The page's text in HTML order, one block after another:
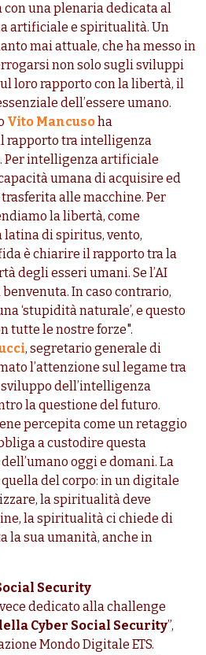
una plenaria dedicata al
artificiale e spiritualità. Un
mai attuale, che ha messo in
non solo sugli sviluppi
loro rapporto con la libertà, il
dell’essere umano.
Vito Mancusoha
rapporto tra intelligenza
intelligenza artificiale
umana di acquisire ed
alle macchine. Per
la libertà, come
latina di spiritus, vento,
è chiarire il rapporto tra la
degli esseri umani. Se l’AI
In caso contrario,
‘stupidità naturale’, e questo
tutte le nostre forze".
, segretario generale di
l’attenzione sul legame tra
dell’intelligenza
la questione del futuro.
percepita come un retaggio
a custodire questa
oggi e domani. La
del corpo: in un digitale
la spiritualità deve
la spiritualità ci chiede di
la sua umanità, anche in
Security
dedicato alla challenge
Cyber Social Security”,
Mondo Digitale ETS.